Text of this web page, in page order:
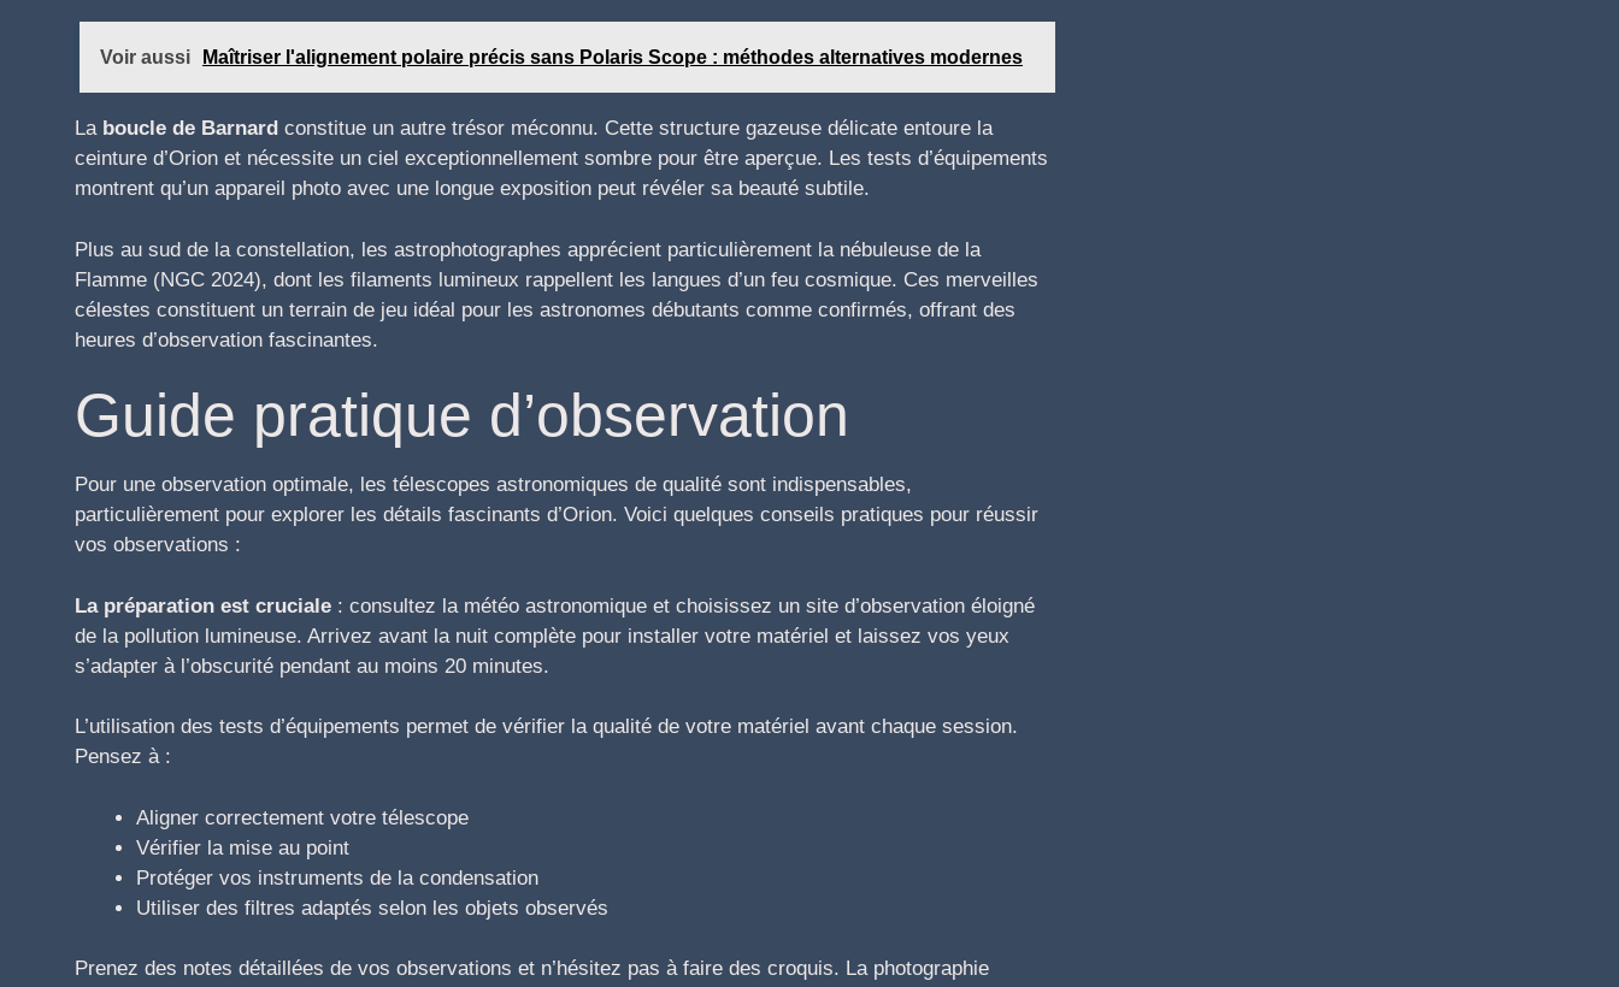
Voir aussi Maîtriser l'alignement polaire précis sans Polaris Scope : méthodes alternatives modernes
La boucle de Barnard constitue un autre trésor méconnu. Cette structure gazeuse délicate entoure la
ceinture d’Orion et nécessite un ciel exceptionnellement sombre pour être aperçue. Les tests d’équipements
montrent qu’un appareil photo avec une longue exposition peut révéler sa beauté subtile.
Plus au sud de la constellation, les astrophotographes apprécient particulièrement la nébuleuse de la
Flamme (NGC 2024), dont les filaments lumineux rappellent les langues d’un feu cosmique. Ces merveilles
célestes constituent un terrain de jeu idéal pour les astronomes débutants comme confirmés, offrant des
heures d’observation fascinantes.
Guide pratique d’observation
Pour une observation optimale, les télescopes astronomiques de qualité sont indispensables,
particulièrement pour explorer les détails fascinants d’Orion. Voici quelques conseils pratiques pour réussir
vos observations :
La préparation est cruciale : consultez la météo astronomique et choisissez un site d’observation éloigné
de la pollution lumineuse. Arrivez avant la nuit complète pour installer votre matériel et laissez vos yeux
s’adapter à l’obscurité pendant au moins 20 minutes.
L’utilisation des tests d’équipements permet de vérifier la qualité de votre matériel avant chaque session.
Pensez à :
Aligner correctement votre télescope
Vérifier la mise au point
Protéger vos instruments de la condensation
Utiliser des filtres adaptés selon les objets observés
Prenez des notes détaillées de vos observations et n’hésitez pas à faire des croquis. La photographie